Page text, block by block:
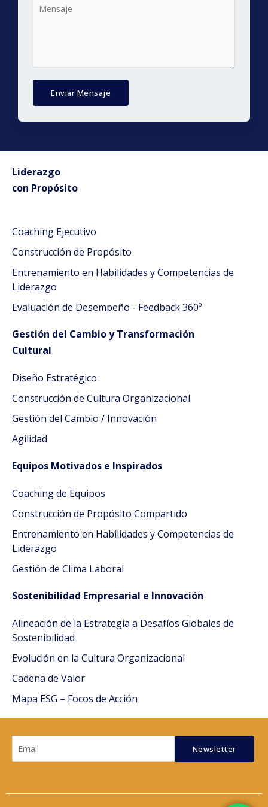
Enviar Mensaje
Liderazgo
con Propósito
Coaching Ejecutivo
Construcción de Propósito
Entrenamiento en Habilidades y Competencias de
Liderazgo
Evaluación de Desempeño - Feedback 360º
Gestión del Cambio y Transformación
Cultural
Diseño Estratégico
Construcción de Cultura Organizacional
Gestión del Cambio / Innovación
Agilidad
Equipos Motivados e Inspirados
Coaching de Equipos
Construcción de Propósito Compartido
Entrenamiento en Habilidades y Competencias de
Liderazgo
Gestión de Clima Laboral
Sostenibilidad Empresarial e Innovación
Alineación de la Estrategia a Desafíos Globales de
Sostenibilidad
Evolución en la Cultura Organizacional
Cadena de Valor
Mapa ESG – Focos de Acción
Newsletter